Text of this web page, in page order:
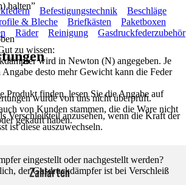
halten”
zu wissen:
wird in Newton (N) angegeben. Je
desto mehr Gewicht kann die Feder
Produkt finden, lesen Sie die Angabe auf
Verschleißteil anzusehen, wenn die Kraft der
ist diese auszuwechseln.
eingestellt oder nachgestellt werden?
der Gasdruckdämpfer ist bei Verschleiß
Befestigungstechnik
Beschläge
& Bleche Briefkästen
Paketboxen
Räder Reinigung Gasdruckfederzubehör
wurde von uns nicht überprüft.
von Kunden stammen, die die Ware nicht
gekauft haben.
Zahlarten